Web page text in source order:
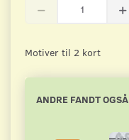
Motiver til 2 kort
ANDRE FANDT OGSÅ